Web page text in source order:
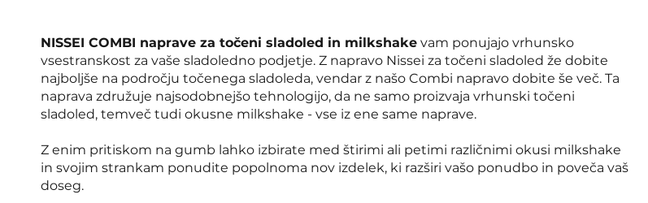
NISSEI COMBI naprave za točeni sladoled in milkshakevam ponujajo vrhunsko
vsestranskost za vaše sladoledno podjetje. Z napravo Nissei za točeni sladoled že dobite
najboljše na področju točenega sladoleda, vendar z našo Combi napravo dobite še več. Ta
naprava združuje najsodobnejšo tehnologijo, da ne samo proizvaja vrhunski točeni
sladoled, temveč tudi okusne milkshake - vse iz ene same naprave.
Z enim pritiskom na gumb lahko izbirate med štirimi ali petimi različnimi okusi milkshake
in svojim strankam ponudite popolnoma nov izdelek, ki razširi vašo ponudbo in poveča vaš
doseg.